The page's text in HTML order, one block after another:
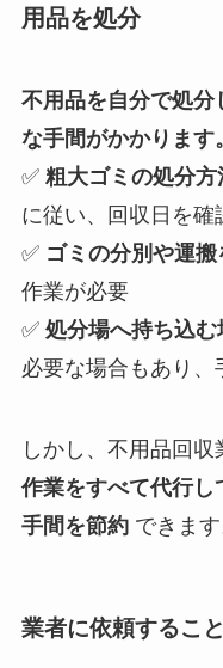
用品を処分
不用品を自分で処分
な手間がかかります。
✅ 粗大ゴミの処分方
に従い、回収日を確
✅ ゴミの分別や運搬
作業が必要
✅ 処分場へ持ち込
必要な場合もあり、
しかし、不用品回収
作業をすべて代行し
手間を節約できます
業者に依頼するこ